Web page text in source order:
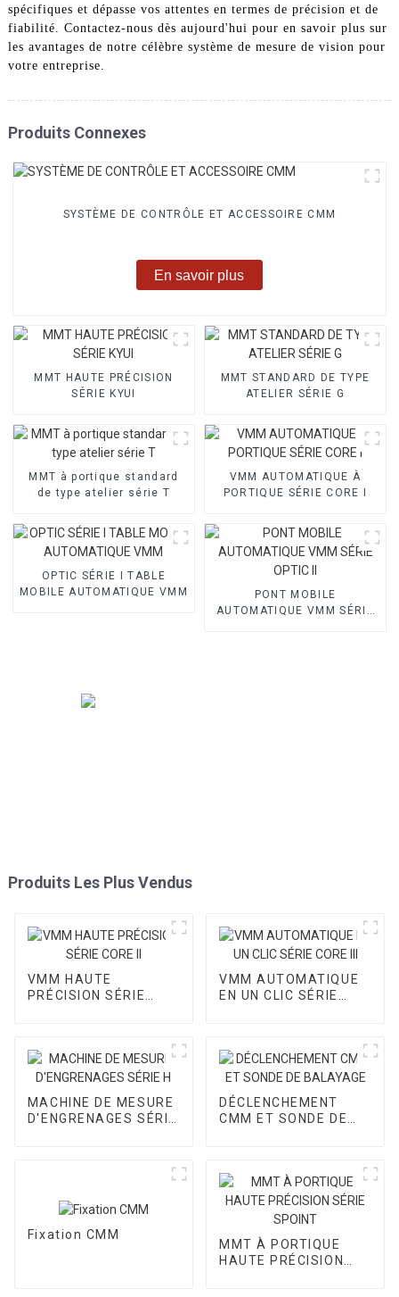
spécifiques et dépasse vos attentes en termes de précision et de
fiabilité. Contactez-nous dès aujourd'hui pour en savoir plus sur
les avantages de notre célèbre système de mesure de vision pour
votre entreprise.
Produits Connexes
SYSTÈME DE CONTRÔLE ET ACCESSOIRE CMM
En savoir plus
MMT HAUTE PRÉCISION
SÉRIE KYUI
MMT STANDARD DE TYPE
ATELIER SÉRIE G
MMT à portique standard
de type atelier série T
VMM AUTOMATIQUE À
PORTIQUE SÉRIE CORE I
OPTIC SÉRIE I TABLE
MOBILE AUTOMATIQUE VMM
PONT MOBILE
AUTOMATIQUE VMM SÉRIE
Produits Les Plus Vendus
VMM HAUTE
PRÉCISION SÉRIE
VMM AUTOMATIQUE
EN UN CLIC SÉRIE
MACHINE DE MESURE
D'ENGRENAGES SÉRIE
DÉCLENCHEMENT
CMM ET SONDE DE
Fixation CMM
MMT À PORTIQUE
HAUTE PRÉCISION